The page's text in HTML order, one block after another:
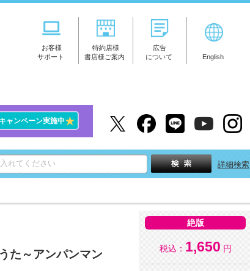
お客様
サポート
特約店様
書店様ご案内
広告
について
English
ャンペーン実施中★
詳細検索
た～アンパンマン
絶版
税込： 1,650 円